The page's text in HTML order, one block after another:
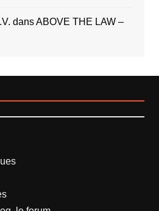
dansABOVE THE LAW –